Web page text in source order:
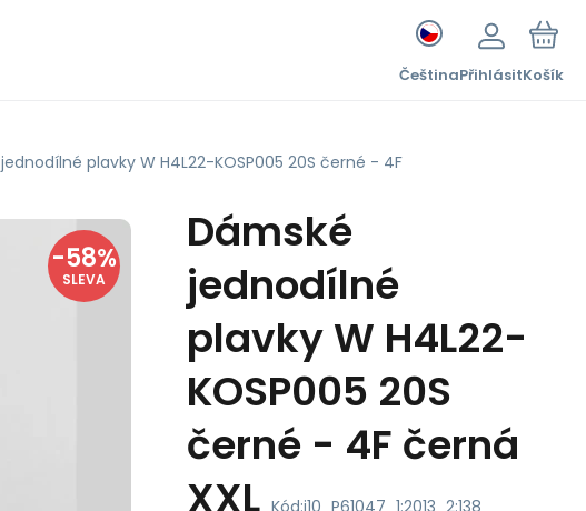
ČeštinaPřihlásitKošík
plavky W H4L22-KOSP005 20S černé - 4F
-58%
SLEVA
Dámské
jednodílné
plavky W H4L22-
KOSP005 20S
černé - 4F černá
XXL Kód:i10_P61047_1:2013_2:138_